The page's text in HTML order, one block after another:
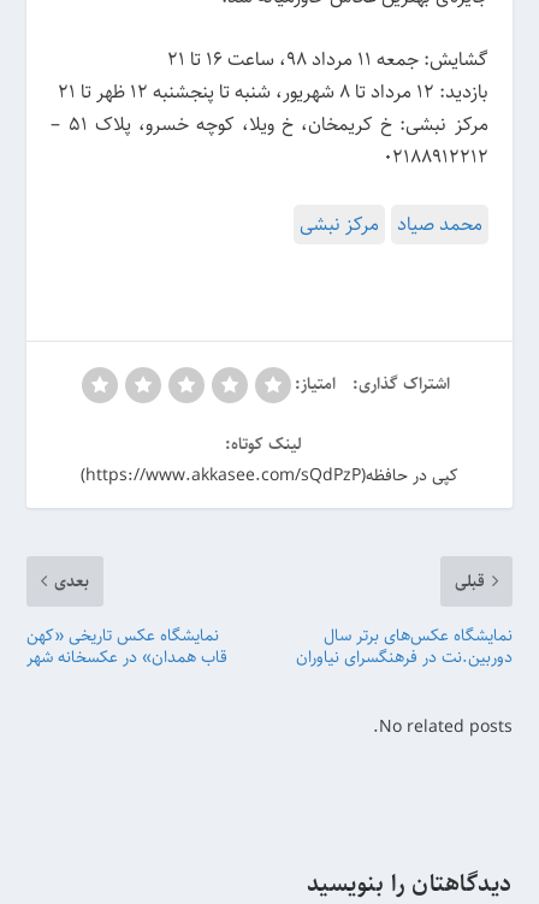
گشایش: جمعه 11 مرداد 98، ساعت 16 تا 21
بازدید: 12 مرداد تا 8 شهریور، شنبه تا پنجشنبه 12 ظهر تا 21
مرکز نبشی: خ کریم‎خان، خ ویلا، کوچه خسرو، پلاک 51 –
02188912212
محمد صیاد مرکز نبشی
اشتراک گذاری: امتیاز:
لینک کوتاه:
کپی در حافظه(https://www.akkasee.com/sQdPzP)
قبلی
نمایشگاه عکس‌های برتر سال
دوربین.نت در فرهنگسرای نیاوران
بعدی
نمایشگاه عکس تاریخی «کهن
قاب همدان» در عکسخانه شهر
No related posts.
دیدگاهتان را بنویسید